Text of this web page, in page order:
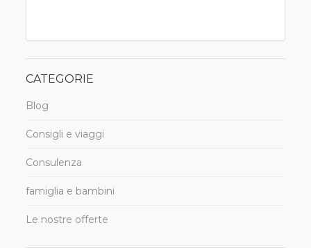
CATEGORIE
Blog
Consigli e viaggi
Consulenza
famiglia e bambini
Le nostre offerte